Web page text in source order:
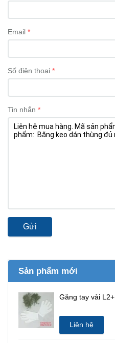
Email
Số điện thoại
Tin nhắn
Gửi
Sản phẩm mới
Găng tay vải L2+
Liên hệ